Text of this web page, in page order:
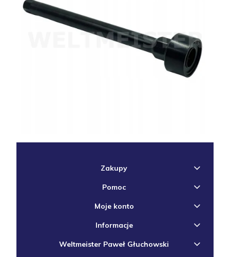
Zakupy
Pomoc
Moje konto
Informacje
Weltmeister Paweł Głuchowski